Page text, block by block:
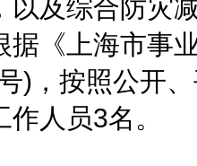
以及综合防灾
据《上海市事
)，按照公开
人员3名。